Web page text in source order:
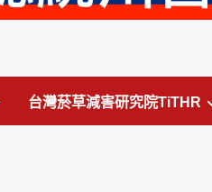
台灣菸草減害研究院TiTHR